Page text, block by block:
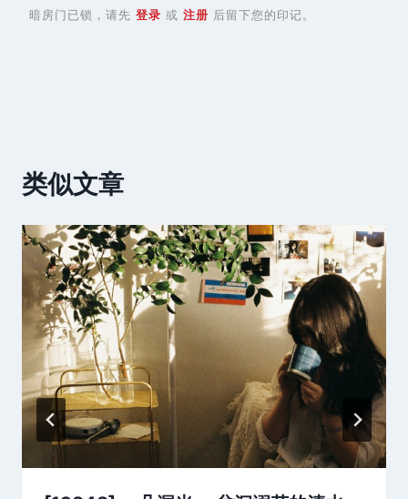
暗房门已锁，请先 登录 或 注册 后留下您的印记。
类似文章